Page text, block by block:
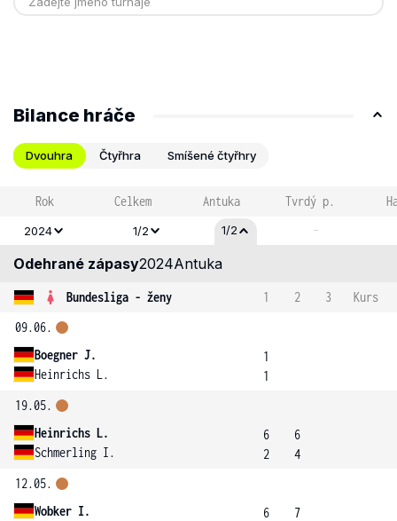
Bilance hráče
Dvouhra Čtyřhra Smíšené čtyřhry
Rok Celkem Antuka Tvrdý p.
2024 1/2 1/2 -
Odehrané zápasy2024Antuka
Bundesliga - ženy 1 2 3
Kurs
09.06.
Boegner J.
Heinrichs L.
1
1
19.05.
Heinrichs L.
Schmerling I.
6
2
6
4
12.05.
Wobker I.
6
7